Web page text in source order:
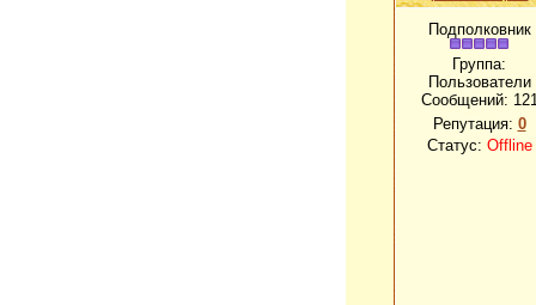
Подполковник
Группа:
Пользователи
Сообщений:
Репутация: 0
Статус: Offline